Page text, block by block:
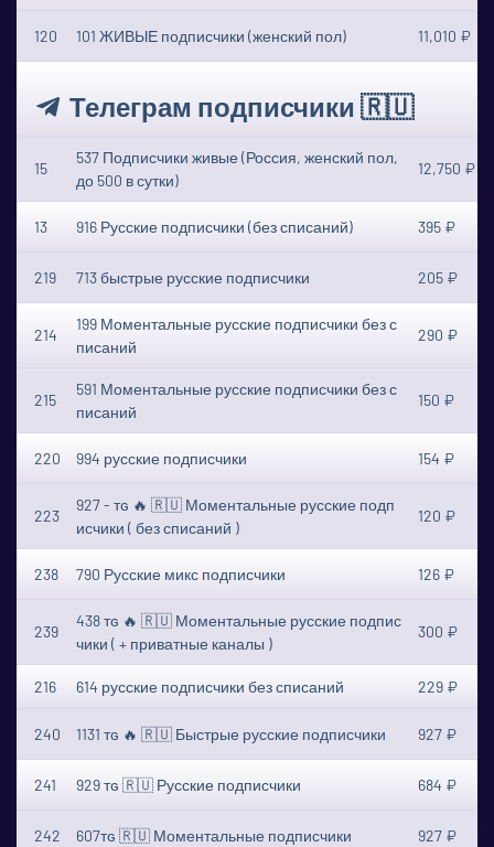
120 101 ЖИВЫЕ подписчики (женский пол) 11,010 ₽
Телеграм подписчики 🇷🇺
15
537 Подписчики живые (Россия, женский пол,
до 500 в сутки)
12,750 ₽
13 916 Русские подписчики (без списаний) 395 ₽
219 713 быстрые русские подписчики 205 ₽
214
199 Моментальные русские подписчики без с
писаний
290 ₽
215
591 Моментальные русские подписчики без с
писаний
150 ₽
220 994 русские подписчики 154 ₽
223
927 - ᴛɢ 🔥 🇷🇺 Моментальные русские подп
исчики ( без списаний )
120 ₽
238 790 Русские микс подписчики 126 ₽
239
438 ᴛɢ 🔥 🇷🇺 Моментальные русские подпис
чики ( + приватные каналы )
300 ₽
216 614 русские подписчики без списаний 229 ₽
240 1131 ᴛɢ 🔥 🇷🇺 Быстрые русские подписчики 927 ₽
241 929 ᴛɢ 🇷🇺 Русские подписчики 684 ₽
242 607ᴛɢ 🇷🇺 Моментальные подписчики 927 ₽